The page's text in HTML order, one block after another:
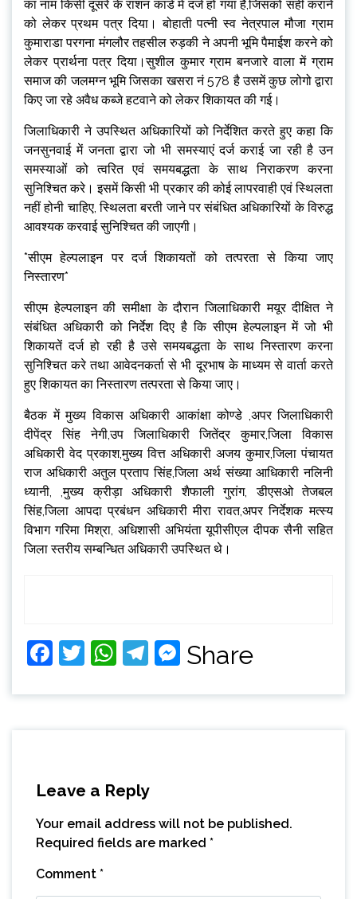
का नाम किसी दूसरे के राशन कार्ड में दर्ज हो गया है,जिसको सही कराने
को लेकर प्रथम पत्र दिया। बोहाती पत्नी स्व नेत्रपाल मौजा ग्राम
कुमाराडा परगना मंगलौर तहसील रुड़की ने अपनी भूमि पैमाईश करने को
लेकर प्रार्थना पत्र दिया।सुशील कुमार ग्राम बनजारे वाला में ग्राम
समाज की जलमग्न भूमि जिसका खसरा नं 578 है उसमें कुछ लोगो द्वारा
किए जा रहे अवैध कब्जे हटवाने को लेकर शिकायत की गई।
जिलाधिकारी ने उपस्थित अधिकारियों को निर्देशित करते हुए कहा कि
जनसुनवाई में जनता द्वारा जो भी समस्याएं दर्ज कराई जा रही है उन
समस्याओं को त्वरित एवं समयबद्धता के साथ निराकरण करना
सुनिश्चित करे। इसमें किसी भी प्रकार की कोई लापरवाही एवं स्थिलता
नहीं होनी चाहिए, स्थिलता बरती जाने पर संबंधित अधिकारियों के विरुद्ध
आवश्यक करवाई सुनिश्चित की जाएगी।
*सीएम हेल्पलाइन पर दर्ज शिकायतों को तत्परता से किया जाए
निस्तारण*
सीएम हेल्पलाइन की समीक्षा के दौरान जिलाधिकारी मयूर दीक्षित ने
संबंधित अधिकारी को निर्देश दिए है कि सीएम हेल्पलाइन में जो भी
शिकायतें दर्ज हो रही है उसे समयबद्धता के साथ निस्तारण करना
सुनिश्चित करे तथा आवेदनकर्ता से भी दूरभाष के माध्यम से वार्ता करते
हुए शिकायत का निस्तारण तत्परता से किया जाए।
बैठक में मुख्य विकास अधिकारी आकांक्षा कोण्डे ,अपर जिलाधिकारी
दीपेंद्र सिंह नेगी,उप जिलाधिकारी जितेंद्र कुमार,जिला विकास
अधिकारी वेद प्रकाश,मुख्य वित्त अधिकारी अजय कुमार,जिला पंचायत
राज अधिकारी अतुल प्रताप सिंह,जिला अर्थ संख्या आधिकारी नलिनी
ध्यानी, ,मुख्य क्रीड़ा अधिकारी शैफाली गुरांग, डीएसओ तेजबल
सिंह,जिला आपदा प्रबंधन अधिकारी मीरा रावत,अपर निर्देशक मत्स्य
विभाग गरिमा मिश्रा, अधिशासी अभियंता यूपीसीएल दीपक सैनी सहित
जिला स्तरीय सम्बन्धित अधिकारी उपस्थित थे।
Facebook
Twitter
WhatsApp
Telegram
Messenger
Share
Leave a Reply
Your email address will not be published.
Required fields are marked *
Comment *